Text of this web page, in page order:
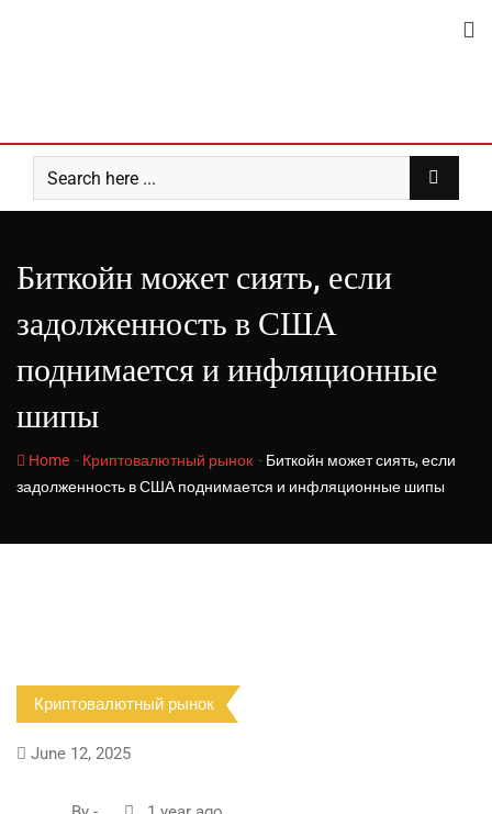
Биткойн может сиять, если
задолженность в США
поднимается и инфляционные
шипы
Home - Криптовалютный рынок - Биткойн может сиять, если
задолженность в США поднимается и инфляционные шипы
Криптовалютный рынок
June 12, 2025